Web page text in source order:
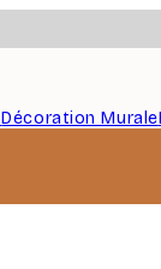
Décoration Murale